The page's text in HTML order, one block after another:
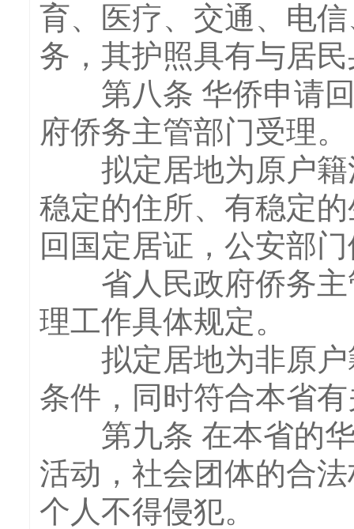
育、医疗、交通、电
务，其护照具有与居
第八条 华侨申请回
府侨务主管部门受理。
拟定居地为原户籍
稳定的住所、有稳定
回国定居证，公安部
省人民政府侨务主
理工作具体规定。
拟定居地为非原户
条件，同时符合本省
第九条 在本省的华
活动，社会团体的合
个人不得侵犯。